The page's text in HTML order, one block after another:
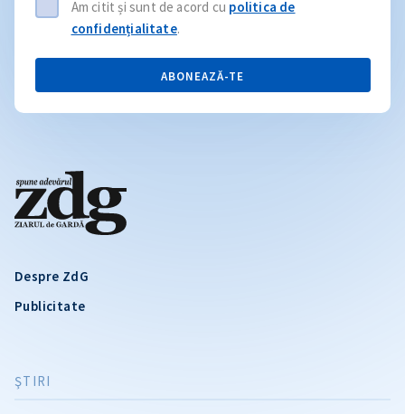
Despre ZdG
Publicitate
ŞTIRI
Am citit și sunt de acord cu politica de
confidențialitate.
ABONEAZĂ-TE